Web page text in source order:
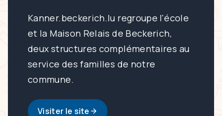
Kanner.beckerich.lu regroupe l'école
et la Maison Relais de Beckerich,
deux structures complémentaires au
service des familles de notre
commune.
Visiter le site